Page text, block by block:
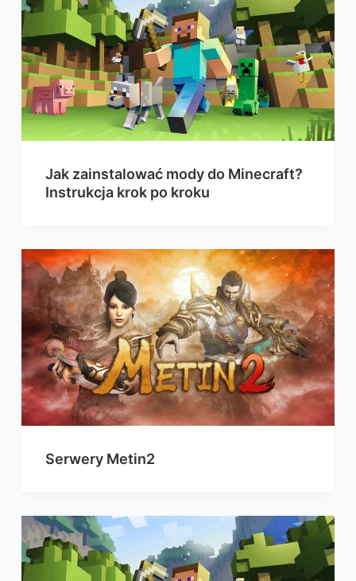
Jak zainstalować mody do Minecraft?
Instrukcja krok po kroku
Serwery Metin2